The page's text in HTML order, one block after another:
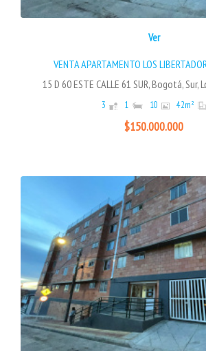
Ver
VENTA APARTAMENTO LOS
15 D 60 ESTE CALLE 61 SUR, Bogotá, Sur,
3 1 10 42m²
$150.000.000